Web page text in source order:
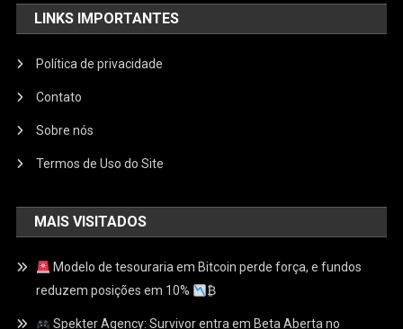
LINKS IMPORTANTES
Política de privacidade
Contato
Sobre nós
Termos de Uso do Site
MAIS VISITADOS
Modelo de tesouraria em Bitcoin perde força, e fundos
reduzem posições em 10%
₿
Spekter Agency: Survivor entra em Beta Aberta no